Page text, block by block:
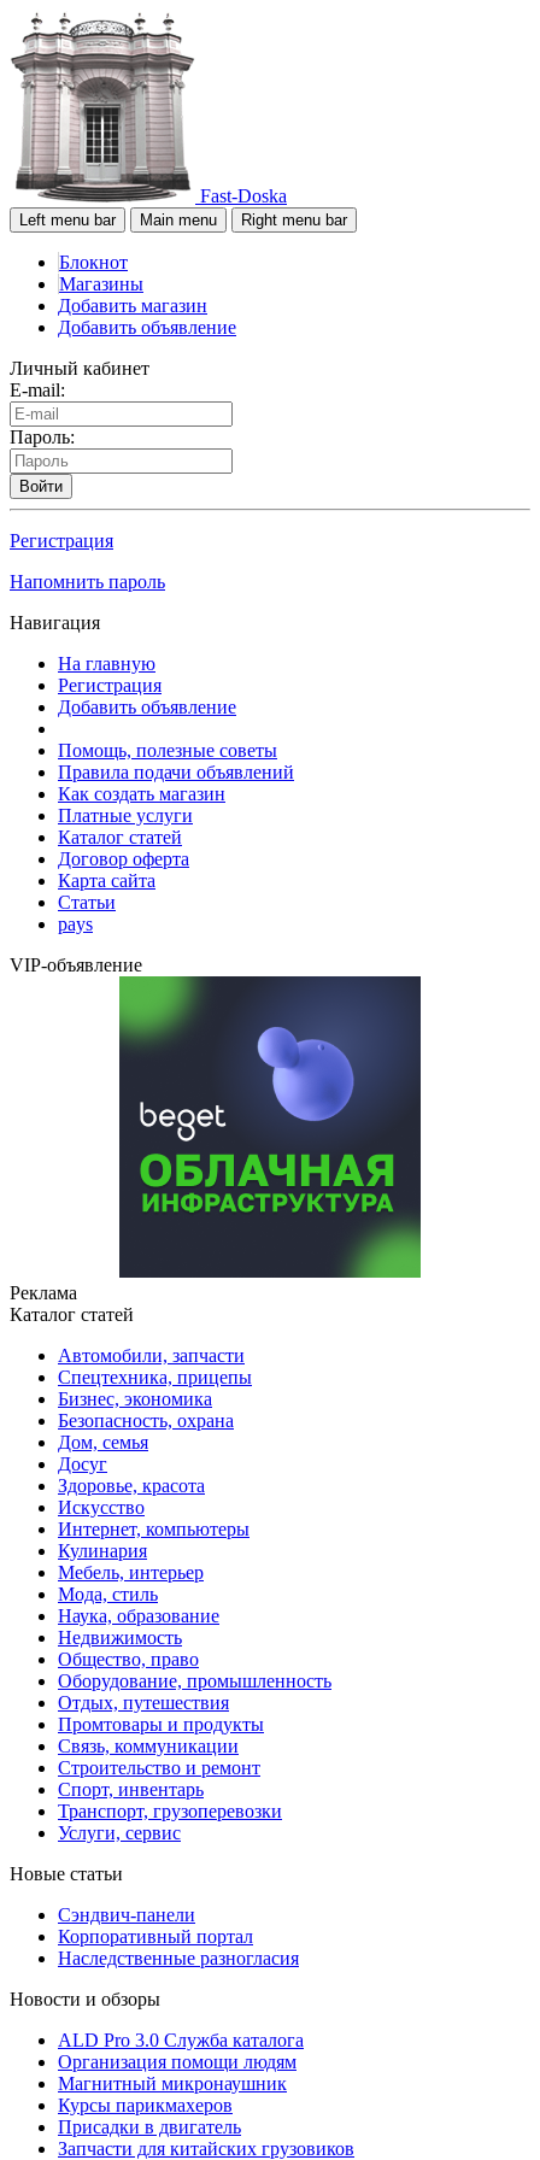
Fast-Doska
Left menu bar Main menu Right menu bar
Блокнот
Магазины
Добавить магазин
Добавить объявление
Личный кабинет
E-mail:
Пароль:
Войти
Регистрация
Напомнить пароль
Навигация
На главную
Регистрация
Добавить объявление
Помощь, полезные советы
Правила подачи объявлений
Как создать магазин
Платные услуги
Каталог статей
Договор оферта
Карта сайта
Статьи
pays
VIP-объявление
Реклама
Каталог статей
Автомобили, запчасти
Спецтехника, прицепы
Бизнес, экономика
Безопасность, охрана
Дом, семья
Досуг
Здоровье, красота
Искусство
Интернет, компьютеры
Кулинария
Мебель, интерьер
Мода, стиль
Наука, образование
Недвижимость
Общество, право
Оборудование, промышленность
Отдых, путешествия
Промтовары и продукты
Связь, коммуникации
Строительство и ремонт
Cпорт, инвентарь
Транспорт, грузоперевозки
Услуги, сервис
Новые статьи
Сэндвич-панели
Корпоративный портал
Наследственные разногласия
Новости и обзоры
ALD Pro 3.0 Служба каталога
Организация помощи людям
Магнитный микронаушник
Курсы парикмахеров
Присадки в двигатель
Запчасти для китайских грузовиков